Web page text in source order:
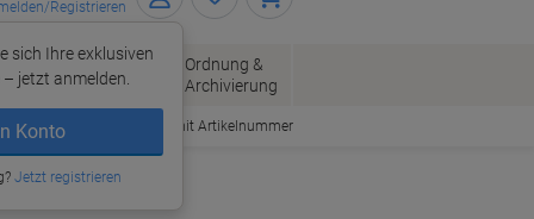
Registrieren
sich Ihre exklusiven
jetzt anmelden.
Konto
Jetzt registrieren
Bürobedarf
Ordnung &
Archivierung
Bestellen mit Artikelnummer